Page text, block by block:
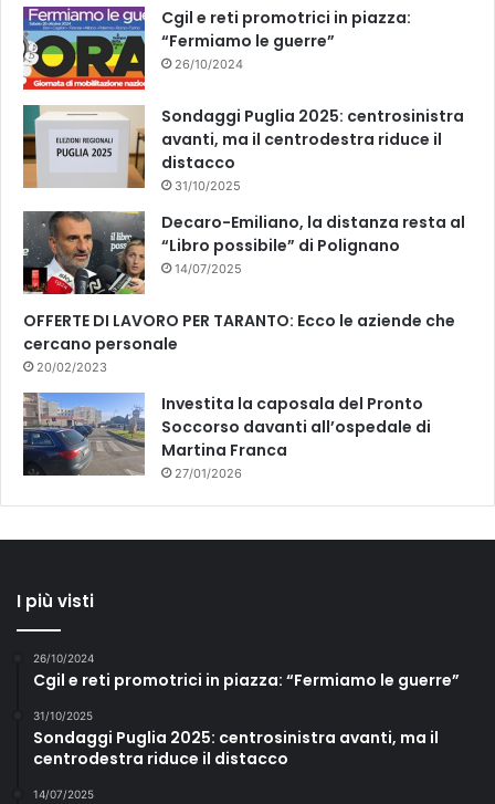
k
Cgil e reti promotrici in piazza:
“Fermiamo le guerre”
26/10/2024
Sondaggi Puglia 2025: centrosinistra
avanti, ma il centrodestra riduce il
distacco
31/10/2025
Decaro-Emiliano, la distanza resta al
“Libro possibile” di Polignano
14/07/2025
OFFERTE DI LAVORO PER TARANTO: Ecco le aziende che
cercano personale
20/02/2023
Investita la caposala del Pronto
Soccorso davanti all’ospedale di
Martina Franca
27/01/2026
I più visti
26/10/2024
Cgil e reti promotrici in piazza: “Fermiamo le guerre”
31/10/2025
Sondaggi Puglia 2025: centrosinistra avanti, ma il
centrodestra riduce il distacco
14/07/2025